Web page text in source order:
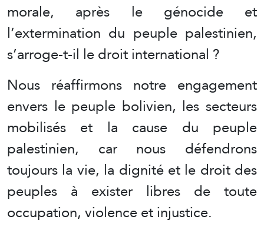
morale, après le génocide et
l’extermination du peuple palestinien,
s’arroge-t-il le droit international ?
Nous réaffirmons notre engagement
envers le peuple bolivien, les secteurs
mobilisés et la cause du peuple
palestinien, car nous défendrons
toujours la vie, la dignité et le droit des
peuples à exister libres de toute
occupation, violence et injustice.